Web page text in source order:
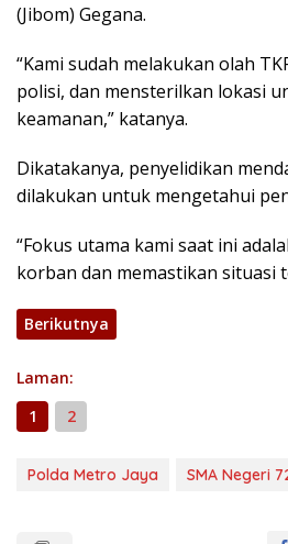
(Jibom) Gegana.
“Kami sudah melakukan olah
polisi, dan mensterilkan lokasi
keamanan,” katanya.
Dikatakanya, penyelidikan
dilakukan untuk mengetahui
“Fokus utama kami saat ini
korban dan memastikan situasi
Berikutnya
Laman:
1
2
Polda Metro Jaya SMA Negeri